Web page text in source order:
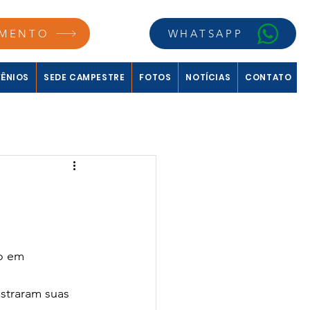
WHATSAPP
SEDE CAMPESTRE FOTOS NOTÍCIAS CONTATO
em
suas